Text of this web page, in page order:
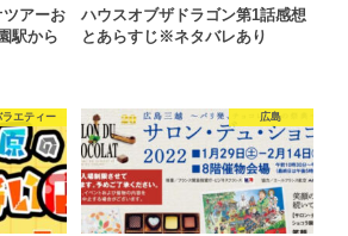
ツアーお
駅から
ハウスオブザドラゴン第1話感想
とあらすじ※ネタバレあり
ラエティー 広島